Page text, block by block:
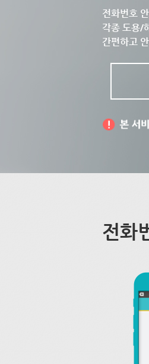
전화번호
각종 도용/
간편하고
전화